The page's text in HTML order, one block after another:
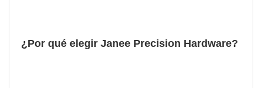
¿Por qué elegir Janee Precision Hardware?